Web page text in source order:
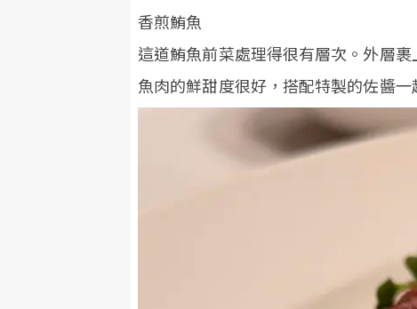
香煎鮪魚
這道鮪魚前菜處理得很有層次。外層
魚肉的鮮甜度很好，搭配特製的佐醬